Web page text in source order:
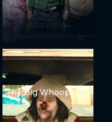
The Big Whoop / দ্য
বিগ হুপ